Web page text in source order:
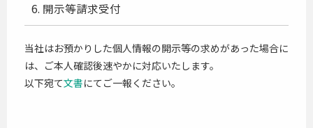
6. 開示等請求受付
当社はお預かりした個人情報の開示等の求めがあった場合に
は、ご本人確認後速やかに対応いたします。
以下宛て文書にてご一報ください。